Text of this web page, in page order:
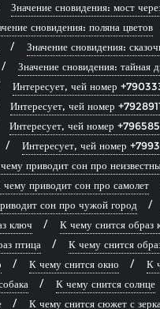
Значение сновидения: мост
сновидения: поляна цветов
Значение сновидения:
Значение сновидения: тайная
Интересует, чей номер
Интересует, чей номер
Интересует, чей номер
Интересует, чей номер
приводит сон про
приводит сон про самолет
сон про чужой город
ключ К чему снится образ
птица К чему снится
К чему снится окно К
К чему снится солнце
К чему снится сюжет с